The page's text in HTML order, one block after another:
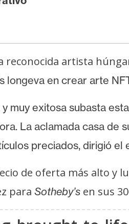
reconocida artista
longeva en crear arte
muy exitosa subasta
La aclamada casa de
preciados, dirigió el
de oferta más alto y
para Sotheby’s en sus